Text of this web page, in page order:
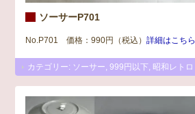
ソーサーP701
No.P701 価格：990円（税込）詳細はこちら
カテゴリー: ソーサー,999円以下 , 昭和レトロ